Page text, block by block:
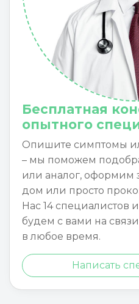
Бесплатная
опытного
Опишите симптомы
– мы поможем
или аналог, оформим
дом или просто
Нас 14 специалистов
будем с вами на
в любое время.
Написать